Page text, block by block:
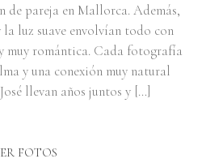
FOTOS
de pareja en Mallorca. Además,
luz suave envolvían todo con
muy romántica. Cada fotografía
y una conexión muy natural
llevan años juntos y […]